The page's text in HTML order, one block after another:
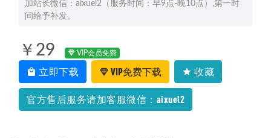
加站长微信：aixuel2（服务时间：早9点-晚10点）,第一时
间给予补发。
￥29 VIP会员免费
立即下载 VIP免费下载 收藏
官方售后服务请加客服微信：aixuel2
2022年二级建造师【管理】VIP课件【JZ】刘丹二造建筑职业
考证网课教程，3.43G学习资料百度云盘资源下载
班 2022-12-08
2026年高一数学网课教程｜韩佳伟高一数学a+视频课程上学
期暑秋班 2026-07-07